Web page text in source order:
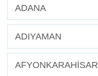
ADANA
ADIYAMAN
AFYONKARAHİSAR